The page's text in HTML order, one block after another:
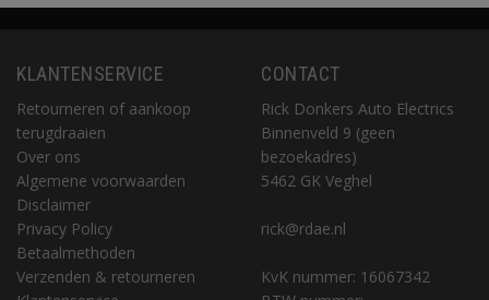
KLANTENSERVICE
Retourneren of aankoop
terugdraaien
Over ons
Algemene voorwaarden
Disclaimer
Privacy Policy
Betaalmethoden
Verzenden & retourneren
CONTACT
Rick Donkers Auto Electrics
Binnenveld 9 (geen
bezoekadres)
5462 GK Veghel
rick@rdae.nl
KvK nummer: 16067342